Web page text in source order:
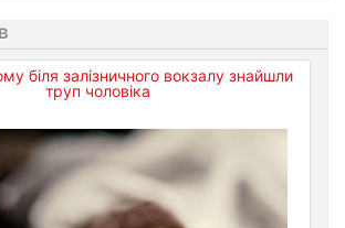
біля залізничного вокзалу знайшли
труп чоловіка